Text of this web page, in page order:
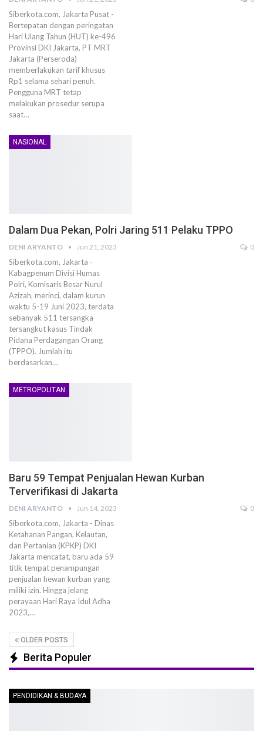
Siberkota.com, Jakarta Pusat -
Bertepatan dengan peringatan
Hari Ulang Tahun (HUT) ke-496
Provinsi DKI Jakarta, PT MRT
Jakarta (Perseroda)
memberlakukan tarif khusus
Rp1 selama sehari penuh.
Pengguna MRT tetap
melakukan prosedur serupa
saat…
NASIONAL
Dalam Dua Pekan, Polri Jaring 511 Pelaku TPPO
DENI ARYANTO Jun 21, 2023 0
Siberkota.com, Jakarta -
Kabagpenum Divisi Humas
Polri, Komisaris Besar Nurul
Azizah, merinci, dalam kurun
waktu 5-19 Juni 2023, terdata
sebanyak 511 tersangka
tersangkut kasus Tindak
Pidana Perdagangan Orang
(TPPO). Jumlah itu
berdasarkan…
METROPOLITAN
Baru 59 Tempat Penjualan Hewan Kurban
Terverifikasi di Jakarta
DENI ARYANTO Jun 14, 2023 0
Siberkota.com, Jakarta - Dinas
Ketahanan Pangan, Kelautan,
dan Pertanian (KPKP) DKI
Jakarta mencatat, baru ada 59
titik tempat penampungan
penjualan hewan kurban yang
miliki izin. Hingga jelang
perayaan Hari Raya Idul Adha
2023,…
OLDER POSTS
Berita Populer
PENDIDIKAN & BUDAYA